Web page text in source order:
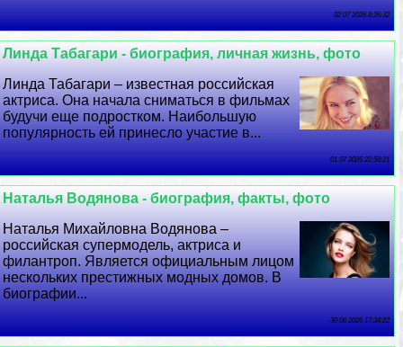
02 07 2026 8:26:32
Линда Табагари - биография, личная жизнь, фото
Линда Табагари – известная российская
актриса. Она начала сниматься в фильмах
будучи еще подростком. Наибольшую
популярность ей принесло участие в...
01 07 2026 22:59:21
Наталья Водянова - биография, факты, фото
Наталья Михайловна Водянова –
российская супермодель, актриса и
филантроп. Является официальным лицом
нескольких престижных модных домов. В
биографии...
30 06 2026 17:34:22